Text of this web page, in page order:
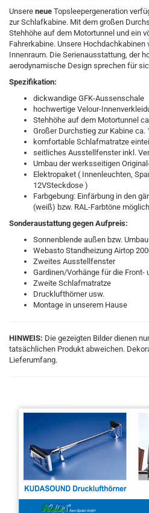
Unsere neue Topsleepergeneration
zur Schlafkabine. Mit dem großen
Stehhöhe auf dem Motortunnel und ein
Fahrerkabine. Unsere
Innenraum. Die Serienausstattung, der
aerodynamische Design sprechen für
Spezifikation:
dickwandige GFK-Aussenschale
hochwertige Velour-
Stehhöhe auf dem Motortunnel
Großer Durchstieg zur Kabine ca.
komfortable Schlafmatratze
seitliches Ausstellfenster inkl.
Umbau der werksseitigen
Elektropaket ( Innenleuchten,
12VSteckdose )
Farbgebung: Einfärbung in den
(weiß) bzw. RAL-Farbtöne
Sonderaustattung gegen Aufpreis:
Sonnenblende außen bzw.
Webasto Standheizung Airtop
Zweites Ausstellfenster
Gardinen/Vorhänge für die Front-
Zweite Schlafmatratze
Drucklufthörner usw.
Montage in unserem Hause
HINWEIS: Die gezeigten Bilder dienen
tatsächlichen Produkt abweichen.
Lieferumfang.